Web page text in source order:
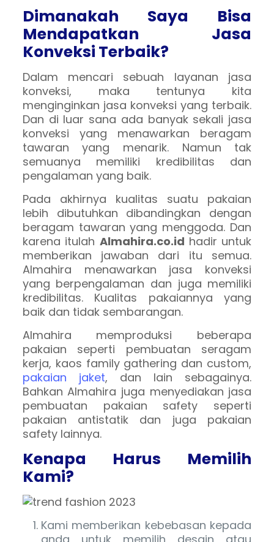
Dimanakah Saya Bisa
Mendapatkan Jasa
Konveksi Terbaik?
Dalam mencari sebuah layanan jasa
konveksi, maka tentunya kita
menginginkan jasa konveksi yang terbaik.
Dan di luar sana ada banyak sekali jasa
konveksi yang menawarkan beragam
tawaran yang menarik. Namun tak
semuanya memiliki kredibilitas dan
pengalaman yang baik.
Pada akhirnya kualitas suatu pakaian
lebih dibutuhkan dibandingkan dengan
beragam tawaran yang menggoda. Dan
karena itulah Almahira.co.id hadir untuk
memberikan jawaban dari itu semua.
Almahira menawarkan jasa konveksi
yang berpengalaman dan juga memiliki
kredibilitas. Kualitas pakaiannya yang
baik dan tidak sembarangan.
Almahira memproduksi beberapa
pakaian seperti pembuatan seragam
kerja, kaos family gathering dan custom,
pakaian jaket, dan lain sebagainya.
Bahkan Almahira juga menyediakan jasa
pembuatan pakaian safety seperti
pakaian antistatik dan juga pakaian
safety lainnya.
Kenapa Harus Memilih
Kami?
Kami memberikan kebebasan kepada